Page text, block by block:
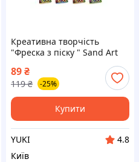
Креативна творчість
"Фреска з піску " Sand Art
ЦБ-00250624
89₴
119 ₴ -25%
Купити
YUKI
4.8
Київ